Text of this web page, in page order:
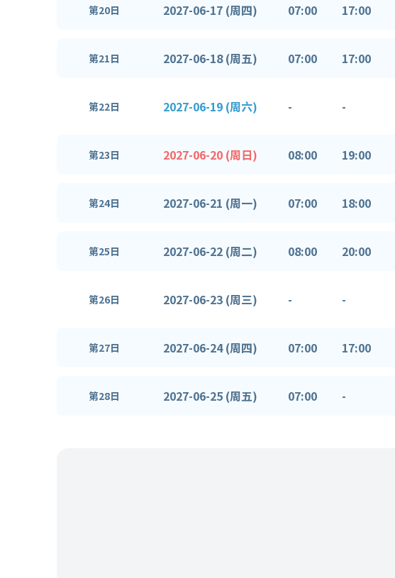
第20日 2027-06-17 (周四) 07:00 17:00
第21日 2027-06-18 (周五) 07:00 17:00
第22日 2027-06-19 (周六) - -
第23日 2027-06-20 (周日) 08:00 19:00
第24日 2027-06-21 (周一) 07:00 18:00
第25日 2027-06-22 (周二) 08:00 20:00
第26日 2027-06-23 (周三) - -
第27日 2027-06-24 (周四) 07:00 17:00
第28日 2027-06-25 (周五) 07:00 -